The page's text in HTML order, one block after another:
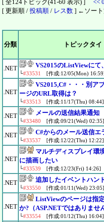
[ 全124トピック(41-60 表示) ] << 0
[ 更新順 / 投稿順 / レス数 ] ←ソート
分類 トピックタイ
.NET VS2015のListViewにて
└#33531 [作成:12/05(Mon) 16:59]
.NET
VS2015,C#・・・別ア
ージのURL取得は？
└#33513 [作成:11/17(Thu) 08:44]
.NET メールの送信結果通知
└#33480 [作成:09/21(Wed) 02:35]
.NET C#からのメール送信エ
└#33537 [作成:12/22(Thu) 12:22]
.NET
マルチディスプレイ環
に描画したい
└#33539 [作成:12/23(Fri) 14:26]
.NET 追加したイベントハン
└#33550 [作成:01/11(Wed) 23:05]
.NET
ListViewのページは指
か?（ASP.NETではありませ
└#33554 [作成:01/12(Thu) 16:04]